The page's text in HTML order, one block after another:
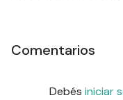
Comentarios
Debés iniciar